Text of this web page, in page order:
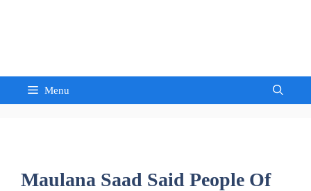
Menu
Maulana Saad Said People Of